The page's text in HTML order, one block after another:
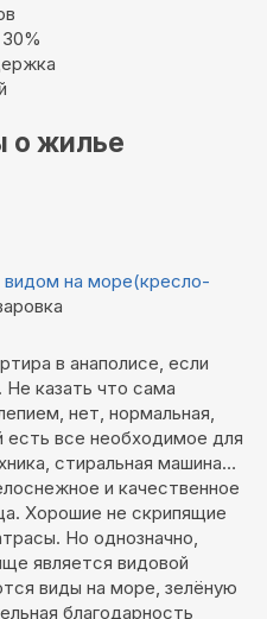
о жилье
видом на море(кресло-
в анаполисе, если
Не казать что сама
нет, нормальная,
есть все необходимое для
стиральная машина…
и качественное
Хорошие не скрипящие
Но однозначно,
является видовой
виды на море, зелёную
благодарность